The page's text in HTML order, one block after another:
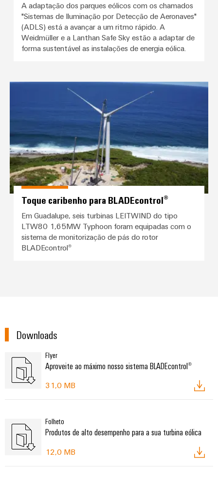
A adaptação dos parques eólicos com os chamados
"Sistemas de Iluminação por Detecção de Aeronaves"
(ADLS) está a avançar a um ritmo rápido. A
Weidmüller e a Lanthan Safe Sky estão a adaptar de
forma sustentável as instalações de energia eólica.
Toque caribenho para
Toque caribenho para BLADEcontrol®
Em Guadalupe, seis turbinas LEITWIND do tipo
LTW80 1,65MW Typhoon foram equipadas com o
sistema de monitorização de pás do rotor
BLADEcontrol®
Downloads
Flyer
Aproveite ao máximo nosso sistema BLADEcontrol®
31,0 MB
Folheto
Produtos de alto desempenho para a sua turbina eólica
12,0 MB